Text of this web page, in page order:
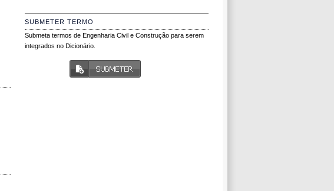
SUBMETER TERMO
Submeta termos de Engenharia Civil e Construção para serem
integrados no Dicionário.